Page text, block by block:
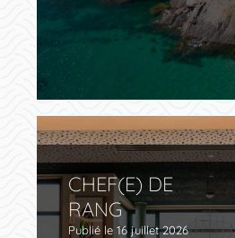
CHEF(E) DE
RANG
Publié le 16 juillet 2026